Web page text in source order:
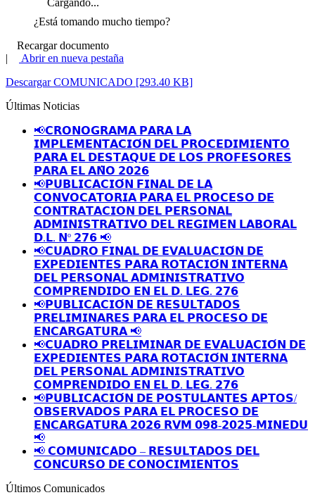
Cargando...
¿Está tomando mucho tiempo?
Recargar documento
|
Abrir en nueva pestaña
Descargar COMUNICADO [293.40 KB]
Últimas Noticias
📢𝗖𝗥𝗢𝗡𝗢𝗚𝗥𝗔𝗠𝗔 𝗣𝗔𝗥𝗔 𝗟𝗔
𝗜𝗠𝗣𝗟𝗘𝗠𝗘𝗡𝗧𝗔𝗖𝗜𝗢́𝗡 𝗗𝗘𝗟 𝗣𝗥𝗢𝗖𝗘𝗗𝗜𝗠𝗜𝗘𝗡𝗧𝗢
𝗣𝗔𝗥𝗔 𝗘𝗟 𝗗𝗘𝗦𝗧𝗔𝗤𝗨𝗘 𝗗𝗘 𝗟𝗢𝗦 𝗣𝗥𝗢𝗙𝗘𝗦𝗢𝗥𝗘𝗦
𝗣𝗔𝗥𝗔 𝗘𝗟 𝗔𝗡̃𝗢 𝟮𝟬𝟮𝟲
📢𝗣𝗨𝗕𝗟𝗜𝗖𝗔𝗖𝗜𝗢́𝗡 𝗙𝗜𝗡𝗔𝗟 𝗗𝗘 𝗟𝗔
𝗖𝗢𝗡𝗩𝗢𝗖𝗔𝗧𝗢𝗥𝗜𝗔 𝗣𝗔𝗥𝗔 𝗘𝗟 𝗣𝗥𝗢𝗖𝗘𝗦𝗢 𝗗𝗘
𝗖𝗢𝗡𝗧𝗥𝗔𝗧𝗔𝗖𝗜𝗢𝗡 𝗗𝗘𝗟 𝗣𝗘𝗥𝗦𝗢𝗡𝗔𝗟
𝗔𝗗𝗠𝗜𝗡𝗜𝗦𝗧𝗥𝗔𝗧𝗜𝗩𝗢 𝗗𝗘𝗟 𝗥𝗘𝗚𝗜𝗠𝗘𝗡 𝗟𝗔𝗕𝗢𝗥𝗔𝗟
𝗗.𝗟. 𝗡º 𝟮𝟳𝟲 📢
📢𝗖𝗨𝗔𝗗𝗥𝗢 𝗙𝗜𝗡𝗔𝗟 𝗗𝗘 𝗘𝗩𝗔𝗟𝗨𝗔𝗖𝗜𝗢́𝗡 𝗗𝗘
𝗘𝗫𝗣𝗘𝗗𝗜𝗘𝗡𝗧𝗘𝗦 𝗣𝗔𝗥𝗔 𝗥𝗢𝗧𝗔𝗖𝗜𝗢́𝗡 𝗜𝗡𝗧𝗘𝗥𝗡𝗔
𝗗𝗘𝗟 𝗣𝗘𝗥𝗦𝗢𝗡𝗔𝗟 𝗔𝗗𝗠𝗜𝗡𝗜𝗦𝗧𝗥𝗔𝗧𝗜𝗩𝗢
𝗖𝗢𝗠𝗣𝗥𝗘𝗡𝗗𝗜𝗗𝗢 𝗘𝗡 𝗘𝗟 𝗗. 𝗟𝗘𝗚. 𝟮𝟳𝟲
📢𝗣𝗨𝗕𝗟𝗜𝗖𝗔𝗖𝗜𝗢́𝗡 𝗗𝗘 𝗥𝗘𝗦𝗨𝗟𝗧𝗔𝗗𝗢𝗦
𝗣𝗥𝗘𝗟𝗜𝗠𝗜𝗡𝗔𝗥𝗘𝗦 𝗣𝗔𝗥𝗔 𝗘𝗟 𝗣𝗥𝗢𝗖𝗘𝗦𝗢 𝗗𝗘
𝗘𝗡𝗖𝗔𝗥𝗚𝗔𝗧𝗨𝗥𝗔 📢
📢𝗖𝗨𝗔𝗗𝗥𝗢 𝗣𝗥𝗘𝗟𝗜𝗠𝗜𝗡𝗔𝗥 𝗗𝗘 𝗘𝗩𝗔𝗟𝗨𝗔𝗖𝗜𝗢́𝗡 𝗗𝗘
𝗘𝗫𝗣𝗘𝗗𝗜𝗘𝗡𝗧𝗘𝗦 𝗣𝗔𝗥𝗔 𝗥𝗢𝗧𝗔𝗖𝗜𝗢́𝗡 𝗜𝗡𝗧𝗘𝗥𝗡𝗔
𝗗𝗘𝗟 𝗣𝗘𝗥𝗦𝗢𝗡𝗔𝗟 𝗔𝗗𝗠𝗜𝗡𝗜𝗦𝗧𝗥𝗔𝗧𝗜𝗩𝗢
𝗖𝗢𝗠𝗣𝗥𝗘𝗡𝗗𝗜𝗗𝗢 𝗘𝗡 𝗘𝗟 𝗗. 𝗟𝗘𝗚. 𝟮𝟳𝟲
📢𝗣𝗨𝗕𝗟𝗜𝗖𝗔𝗖𝗜𝗢́𝗡 𝗗𝗘 𝗣𝗢𝗦𝗧𝗨𝗟𝗔𝗡𝗧𝗘𝗦 𝗔𝗣𝗧𝗢𝗦/
𝗢𝗕𝗦𝗘𝗥𝗩𝗔𝗗𝗢𝗦 𝗣𝗔𝗥𝗔 𝗘𝗟 𝗣𝗥𝗢𝗖𝗘𝗦𝗢 𝗗𝗘
𝗘𝗡𝗖𝗔𝗥𝗚𝗔𝗧𝗨𝗥𝗔 𝟮𝟬𝟮𝟲 𝗥𝗩𝗠 𝟬𝟵𝟴-𝟮𝟬𝟮𝟱-𝗠𝗜𝗡𝗘𝗗𝗨
📢
📢 𝗖𝗢𝗠𝗨𝗡𝗜𝗖𝗔𝗗𝗢 – 𝗥𝗘𝗦𝗨𝗟𝗧𝗔𝗗𝗢𝗦 𝗗𝗘𝗟
𝗖𝗢𝗡𝗖𝗨𝗥𝗦𝗢 𝗗𝗘 𝗖𝗢𝗡𝗢𝗖𝗜𝗠𝗜𝗘𝗡𝗧𝗢𝗦
Últimos Comunicados